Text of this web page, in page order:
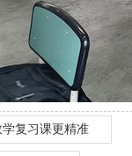
复习课更精准